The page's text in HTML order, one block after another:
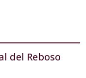
del Reboso